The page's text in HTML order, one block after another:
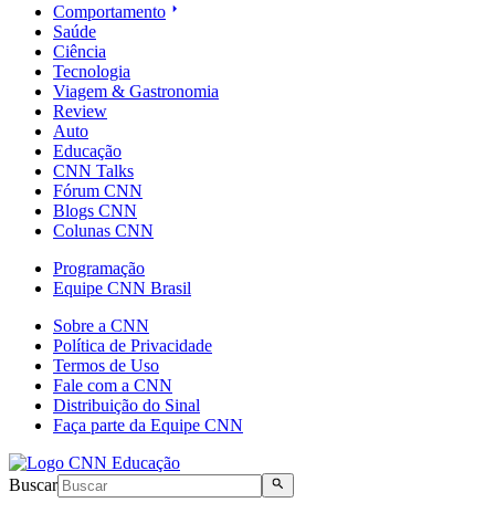
Comportamento
Saúde
Ciência
Tecnologia
Viagem & Gastronomia
Review
Auto
Educação
CNN Talks
Fórum CNN
Blogs CNN
Colunas CNN
Programação
Equipe CNN Brasil
Sobre a CNN
Política de Privacidade
Termos de Uso
Fale com a CNN
Distribuição do Sinal
Faça parte da Equipe CNN
Buscar